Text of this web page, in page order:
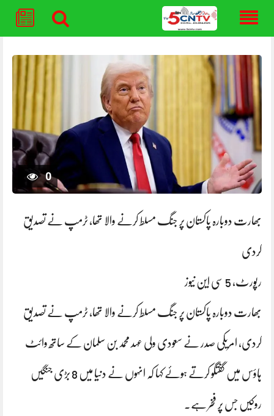
content
0
بھارت دوبارہ پاکستان پر جنگ مسلط کرنے والا تھا، ٹرمپ نے تصدیق
کردی
رپورٹ، 5 سی این نیوز
بھارت دوبارہ پاکستان پر جنگ مسلط کرنے والا تھا، ٹرمپ نے تصدیق
کردی، امریکی صدر نے سعودی ولی عہد محمد بن سلمان کے ساتھ وائٹ
ہاؤس میں گفتگو کرتے ہوئے کہا کہ انہوں نے دنیا میں 8 بڑی جنگیں
روکیں جس پر فخر ہے۔